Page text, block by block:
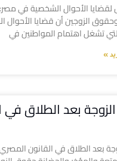
الأحوال الشخصية في
الزوجين أن قضايا الأحوال
تشغل اهتمام المواطنين في
»
بعد الطلاق في